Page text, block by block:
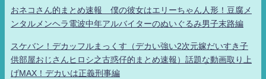
おネコさん的まとめ速報 僕の彼女はエリーちゃん人形！豆腐メ
ンタルメンヘラ電波中年アルバイターのぬいぐるみ男子末路編
スケバン！デカッフルまっくす（デカい強い2次元嫁だいすき子
供部屋おじさんヒロシ之古惑仔的まとめ速報）話題な動画取り上
げMAX！デカいは正義刑事編